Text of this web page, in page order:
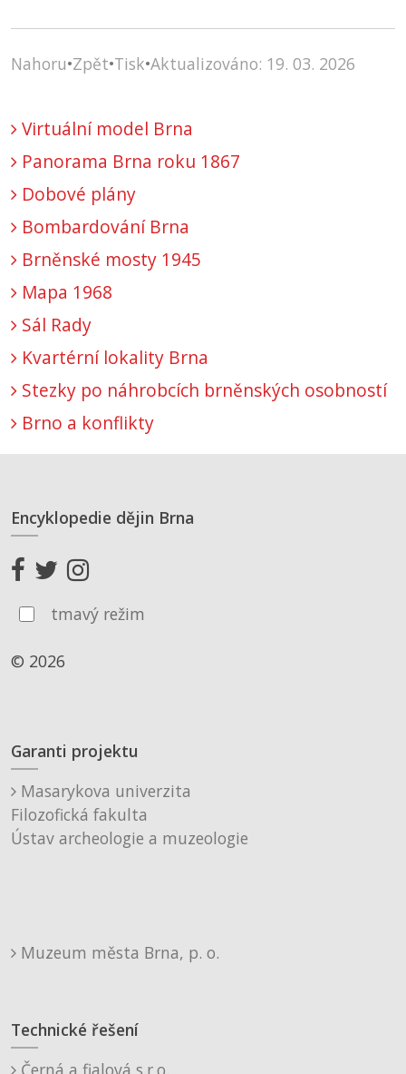
Nahoru•Zpět•Tisk•Aktualizováno: 19. 03. 2026
Virtuální model Brna
Panorama Brna roku 1867
Dobové plány
Bombardování Brna
Brněnské mosty 1945
Mapa 1968
Sál Rady
Kvartérní lokality Brna
Stezky po náhrobcích brněnských osobností
Brno a konflikty
Encyklopedie dějin Brna
tmavý režim
© 2026
Garanti projektu
Masarykova univerzita
Filozofická fakulta
Ústav archeologie a muzeologie
Muzeum města Brna, p. o.
Technické řešení
Černá a fialová s.r.o.